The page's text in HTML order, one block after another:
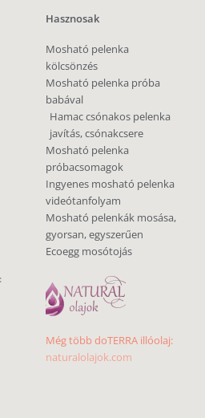
Hasznosak
Mosható pelenka
kölcsönzés
Mosható pelenka próba
babával
Hamac csónakos pelenka
javítás, csónakcsere
Mosható pelenka
próbacsomagok
Ingyenes mosható pelenka
videótanfolyam
Mosható pelenkák mosása,
gyorsan, egyszerűen
Ecoegg mosótojás
Még több doTERRA illóolaj:
naturalolajok.com